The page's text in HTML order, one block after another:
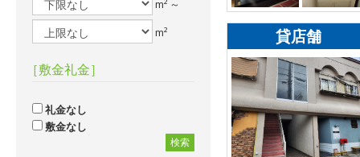
m² ～
m²
［敷金礼金］
礼金なし
敷金なし
検索
貸店舗